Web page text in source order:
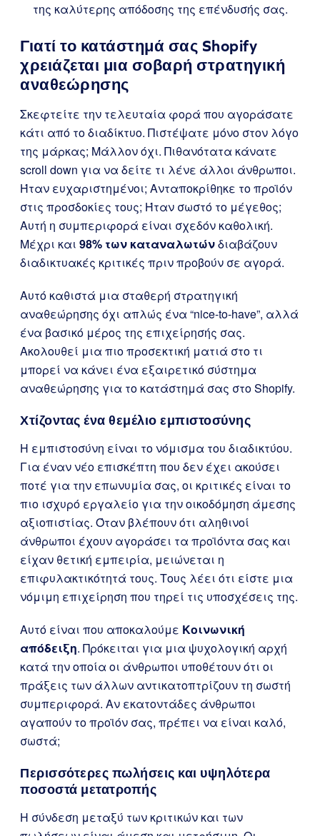
της καλύτερης απόδοσης της επένδυσής σας.
Γιατί το κατάστημά σας Shopify
χρειάζεται μια σοβαρή στρατηγική
αναθεώρησης
Σκεφτείτε την τελευταία φορά που αγοράσατε
κάτι από το διαδίκτυο. Πιστέψατε μόνο στον λόγο
της μάρκας; Μάλλον όχι. Πιθανότατα κάνατε
scroll down για να δείτε τι λένε άλλοι άνθρωποι.
Ήταν ευχαριστημένοι; Ανταποκρίθηκε το προϊόν
στις προσδοκίες τους; Ήταν σωστό το μέγεθος;
Αυτή η συμπεριφορά είναι σχεδόν καθολική.
Μέχρι και 98% των καταναλωτώνδιαβάζουν
διαδικτυακές κριτικές πριν προβούν σε αγορά.
Αυτό καθιστά μια σταθερή στρατηγική
αναθεώρησης όχι απλώς ένα “nice-to-have”, αλλά
ένα βασικό μέρος της επιχείρησής σας.
Ακολουθεί μια πιο προσεκτική ματιά στο τι
μπορεί να κάνει ένα εξαιρετικό σύστημα
αναθεώρησης για το κατάστημά σας στο Shopify.
Χτίζοντας ένα θεμέλιο εμπιστοσύνης
Η εμπιστοσύνη είναι το νόμισμα του διαδικτύου.
Για έναν νέο επισκέπτη που δεν έχει ακούσει
ποτέ για την επωνυμία σας, οι κριτικές είναι το
πιο ισχυρό εργαλείο για την οικοδόμηση άμεσης
αξιοπιστίας. Όταν βλέπουν ότι αληθινοί
άνθρωποι έχουν αγοράσει τα προϊόντα σας και
είχαν θετική εμπειρία, μειώνεται η
επιφυλακτικότητά τους. Τους λέει ότι είστε μια
νόμιμη επιχείρηση που τηρεί τις υποσχέσεις της.
Αυτό είναι που αποκαλούμε Κοινωνική
απόδειξη. Πρόκειται για μια ψυχολογική αρχή
κατά την οποία οι άνθρωποι υποθέτουν ότι οι
πράξεις των άλλων αντικατοπτρίζουν τη σωστή
συμπεριφορά. Αν εκατοντάδες άνθρωποι
αγαπούν το προϊόν σας, πρέπει να είναι καλό,
σωστά;
Περισσότερες πωλήσεις και υψηλότερα
ποσοστά μετατροπής
Η σύνδεση μεταξύ των κριτικών και των